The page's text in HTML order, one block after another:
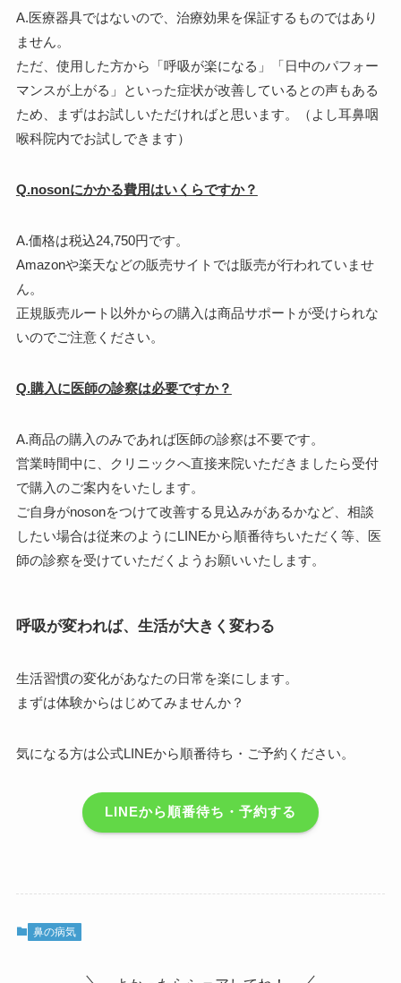
A.医療器具ではないので、治療効果を保証するものではあり
ません。
ただ、使用した方から「呼吸が楽になる」「日中のパフォー
マンスが上がる」といった症状が改善しているとの声もある
ため、まずはお試しいただければと思います。（よし耳鼻咽
喉科院内でお試しできます）
Q.nosonにかかる費用はいくらですか？
A.価格は税込24,750円です。
Amazonや楽天などの販売サイトでは販売が行われていませ
ん。
正規販売ルート以外からの購入は商品サポートが受けられな
いのでご注意ください。
Q.購入に医師の診察は必要ですか？
A.商品の購入のみであれば医師の診察は不要です。
営業時間中に、クリニックへ直接来院いただきましたら受付
で購入のご案内をいたします。
ご自身がnosonをつけて改善する見込みがあるかなど、相談
したい場合は従来のようにLINEから順番待ちいただく等、医
師の診察を受けていただくようお願いいたします。
呼吸が変われば、生活が大きく変わる
生活習慣の変化があなたの日常を楽にします。
まずは体験からはじめてみませんか？
気になる方は公式LINEから順番待ち・ご予約ください。
LINEから順番待ち・予約する
鼻の病気